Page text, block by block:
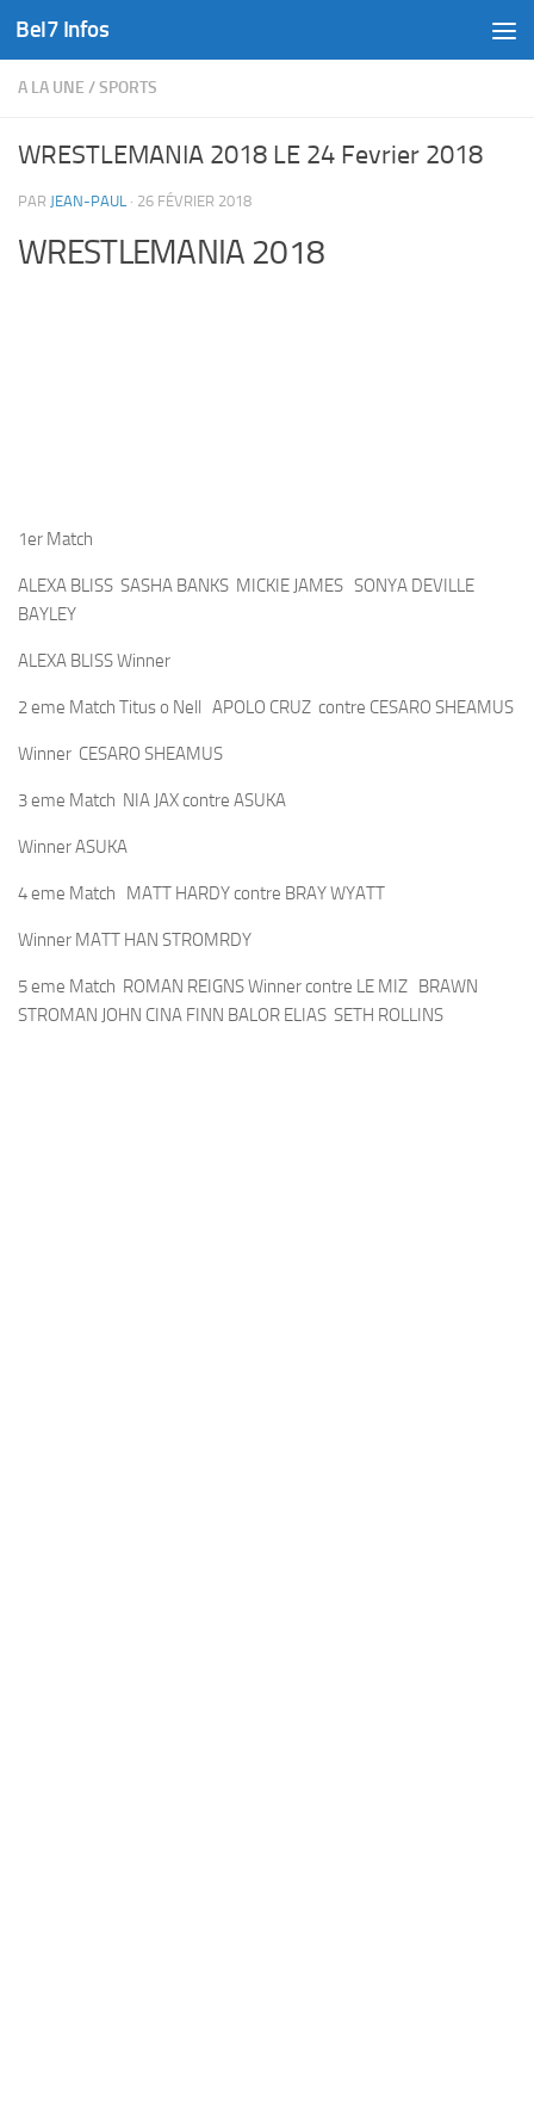
Skip to content
Bel7 Infos
A LA UNE /SPORTS
WRESTLEMANIA 2018 LE 24 Fevrier 2018
PAR JEAN-PAUL · 26 FÉVRIER 2018
WRESTLEMANIA 2018
1er Match
ALEXA BLISS SASHA BANKS MICKIE JAMES SONYA DEVILLE
BAYLEY
ALEXA BLISS Winner
2 eme Match Titus o Nell APOLO CRUZ contre CESARO SHEAMUS
Winner CESARO SHEAMUS
3 eme Match NIA JAX contre ASUKA
Winner ASUKA
4 eme Match MATT HARDY contre BRAY WYATT
Winner MATT HAN STROMRDY
5 eme Match ROMAN REIGNS Winner contre LE MIZ BRAWN
STROMAN JOHN CINA FINN BALOR ELIAS SETH ROLLINS